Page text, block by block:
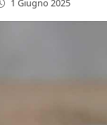
1 Giugno 2025